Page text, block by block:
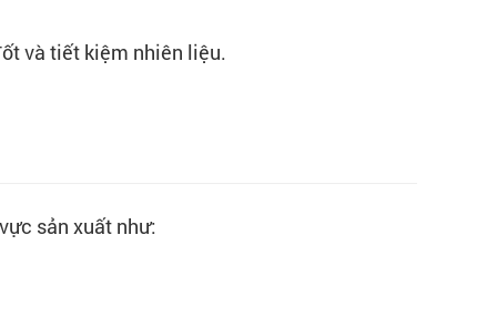
và tiết kiệm nhiên liệu.
sản xuất như: